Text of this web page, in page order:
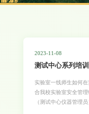
2023-11-08
测试中心系列培
实验室一线师生如何
合我校实验室安全管
（测试中心仪器管理